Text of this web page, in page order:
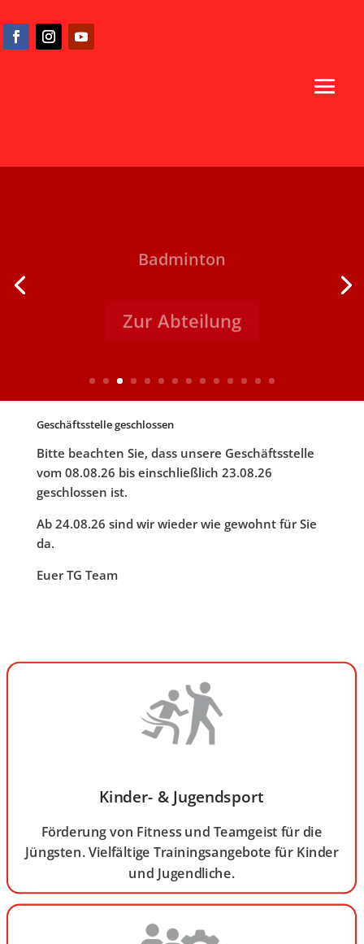
Badminton
Zur Abteilung
Geschäftsstelle geschlossen
Bitte beachten Sie, dass unsere Geschäftsstelle
vom 08.08.26 bis einschließlich 23.08.26
geschlossen ist.
Ab 24.08.26 sind wir wieder wie gewohnt für Sie
da.
Euer TG Team
Kinder- & Jugendsport
Förderung von Fitness und Teamgeist für die
Jüngsten. Vielfältige Trainingsangebote für Kinder
und Jugendliche.